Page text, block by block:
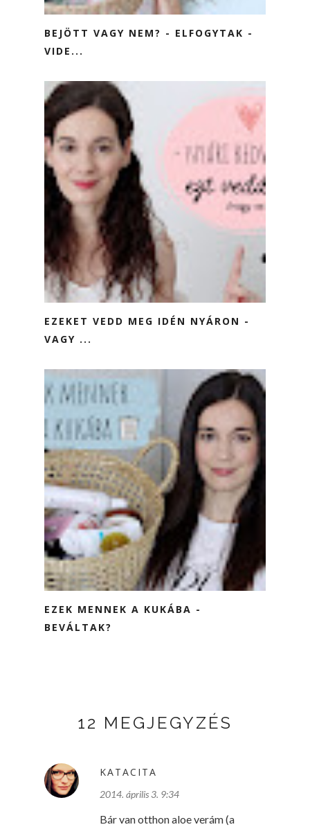
BEJÖTT VAGY NEM? - ELFOGYTAK -
VIDE...
EZEKET VEDD MEG IDÉN NYÁRON -
VAGY ...
EZEK MENNEK A KUKÁBA -
BEVÁLTAK?
12 MEGJEGYZÉS
KATACITA
2014. április 3. 9:34
Bár van otthon aloe verám (a